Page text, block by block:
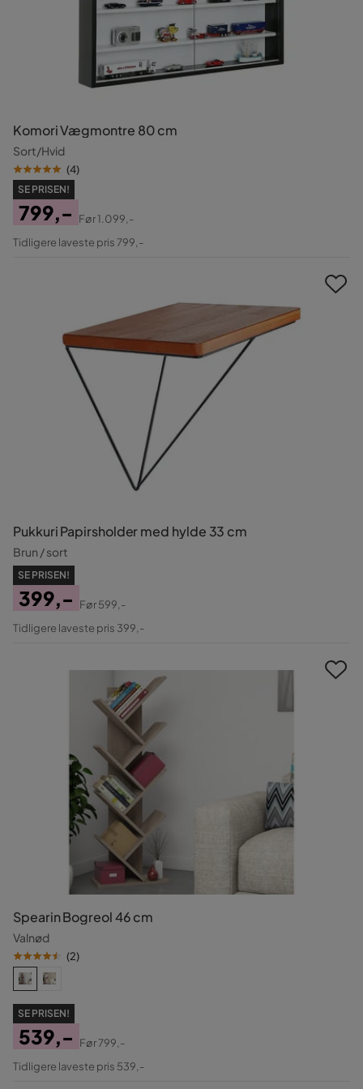
Komori Vægmontre 80 cm
Sort/Hvid
(4)
SE PRISEN!
Pris
799,-
Original
Før1.099,-
Tidligere laveste pris 799,-
Pukkuri Papirsholder med hylde 33 cm
Brun / sort
SE PRISEN!
Pris
399,-
Original
Før599,-
Tidligere laveste pris 399,-
Spearin Bogreol 46 cm
Valnød
(2)
SE PRISEN!
Pris
539,-
Original
Før799,-
Tidligere laveste pris 539,-